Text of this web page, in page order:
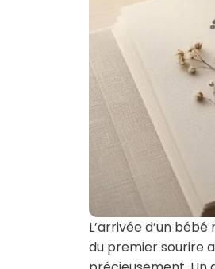
L’arrivée d’un
du premier sourire